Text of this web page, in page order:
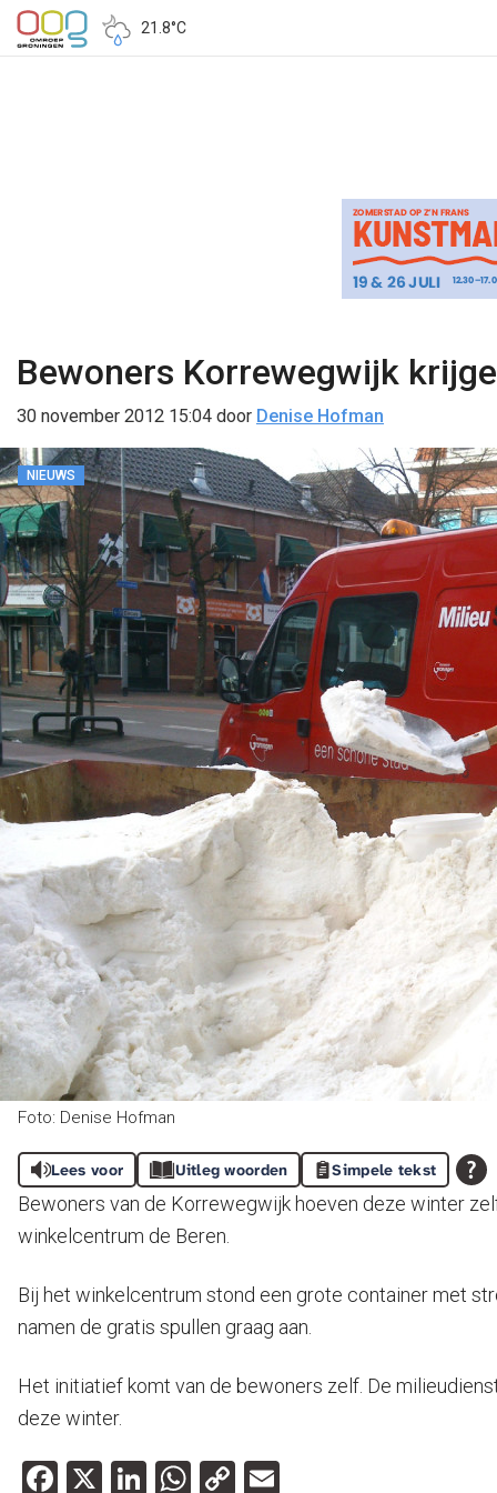
21.8°C
Bewoners Korrewegwijk
30 november 2012 15:04 door Denise Hofman
NIEUWS
Foto: Denise Hofman
Lees voor Uitleg woorden Simpele tekst
Bewoners van de Korrewegwijk hoeven deze winter
winkelcentrum de Beren.
Bij het winkelcentrum stond een grote container met
namen de gratis spullen graag aan.
Het initiatief komt van de bewoners zelf. De
deze winter.
Facebook
X LinkedIn
WhatsApp
Copy